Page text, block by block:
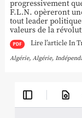
progressivement
F.L.N. opèreront
tout leader
valeurs de la
PDF Lire l’article In
Algérie, Algérie,